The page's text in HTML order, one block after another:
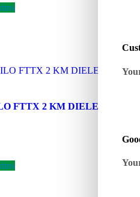
FTTX 2 KM DIELECTRICA